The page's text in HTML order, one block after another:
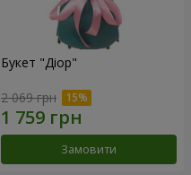
Букет "Діор"
2 069 грн
Замовити